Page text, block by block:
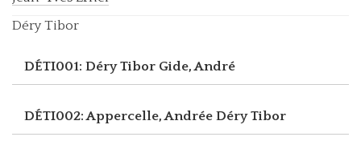
Déry Tibor
DÉTI001: Déry Tibor Gide, André
DÉTI002: Appercelle, Andrée Déry Tibor